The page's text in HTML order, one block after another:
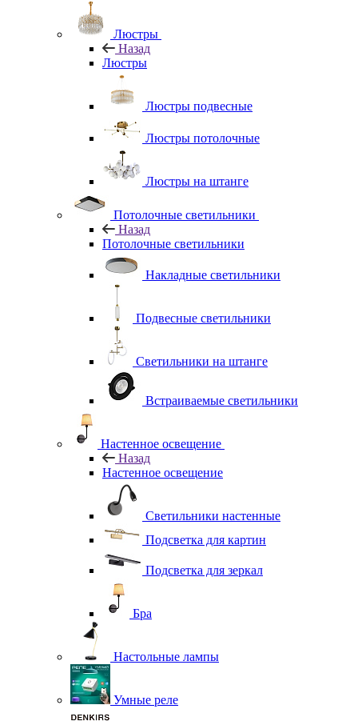
Люстры
Назад
Люстры
Люстры подвесные
Люстры потолочные
Люстры на штанге
Потолочные светильники
Назад
Потолочные светильники
Накладные светильники
Подвесные светильники
Светильники на штанге
Встраиваемые светильники
Настенное освещение
Назад
Настенное освещение
Светильники настенные
Подсветка для картин
Подсветка для зеркал
Бра
Настольные лампы
Умные реле